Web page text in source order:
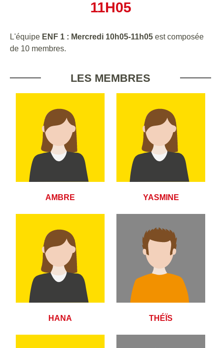
11H05
L'équipe ENF 1 : Mercredi 10h05-11h05 est composée
de 10 membres.
LES MEMBRES
AMBRE YASMINE
HANA THÉÏS